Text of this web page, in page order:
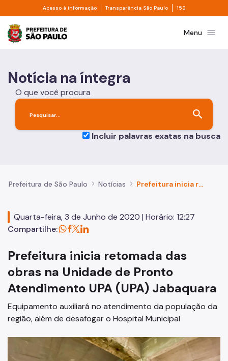
Pular para o Conteúdo principal
Acesso à informação Divisor de acesso à informação
Transparência São Paulo Divisor de
156
Prefeitura de São PauloMenu menu
Notícia na íntegra
O que você procura
search
Incluir palavras exatas na busca
Prefeitura de São Paulo Notícias Prefeitura inicia retomada das obras na Unidade de Pronto Atendimento UPA (UPA) Jabaquara
Quarta-feira, 3 de Junho de 2020 | Horário: 12:27
Compartilhe:
Prefeitura inicia retomada das
obras na Unidade de Pronto
Atendimento UPA (UPA) Jabaquara
Equipamento auxiliará no atendimento da população da
região, além de desafogar o Hospital Municipal